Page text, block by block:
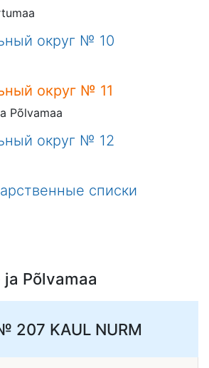
округ № 10
округ № 11
Põlvamaa
округ № 12
списки
Põlvamaa
207 KAUL NURM